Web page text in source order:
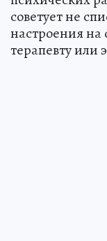
советует не
настроения на
терапевту или